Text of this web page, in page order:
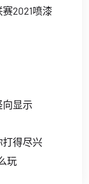
2021喷漆
向显示
得尽兴
玩